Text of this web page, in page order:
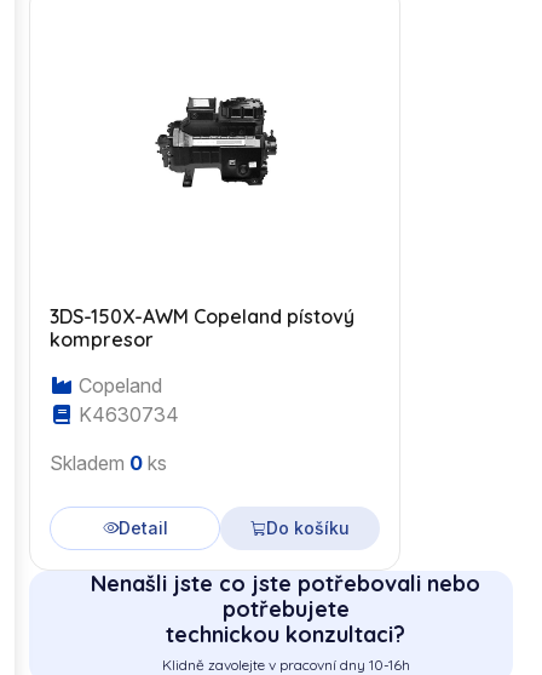
3DS-150X-AWM Copeland pístový
kompresor
Copeland
K4630734
Skladem 0 ks
Detail Do košíku
Nenašli jste co jste potřebovali nebo
potřebujete
technickou konzultaci?
Klidně zavolejte v pracovní dny 10-16h